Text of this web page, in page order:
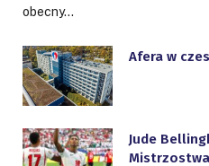
obecny…
Afera w
Jude